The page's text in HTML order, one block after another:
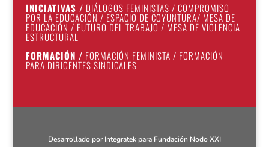
INICIATIVAS / DIÁLOGOS FEMINISTAS / COMPROMISO
POR LA EDUCACIÓN / ESPACIO DE COYUNTURA/ MESA DE
EDUCACIÓN / FUTURO DEL TRABAJO / MESA DE VIOLENCIA
ESTRUCTURAL
FORMACIÓN / FORMACIÓN FEMINISTA / FORMACIÓN
PARA DIRIGENTES SINDICALES
Desarrollado porIntegratekpara Fundación Nodo XXI